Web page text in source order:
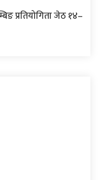
प्रतियोगिता जेठ १४–